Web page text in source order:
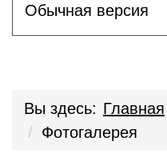
Обычная версия
Вы здесь: Главная
Фотогалерея